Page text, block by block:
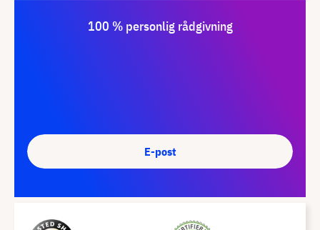
100 % personlig rådgivning
E-post